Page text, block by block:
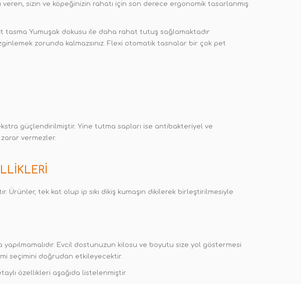
sizin ve köpeğinizin rahatı için son derece ergonomik tasarlanmış
tasma Yumuşak dokusu ile daha rahat tutuş sağlamaktadır
zorunda kalmazsınız. Flexi otomatik tasnalar bir çok pet
güçlendirilmiştir. Yine tutma sapları ise antibakteriyel ve
vermezler.
Ürünler, tek kat olup ip sıkı dikiş kumaşın dikilerek birleştirilmesiyle
Evcil dostunuzun kilosu ve boyutu size yol göstermesi
seçimini doğrudan etkileyecektir.
özellikleri aşağıda listelenmiştir.